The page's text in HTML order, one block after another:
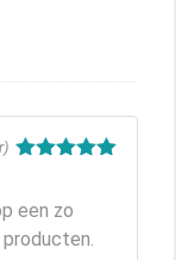
een zo
producten.